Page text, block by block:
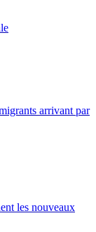
arrivant par
les nouveaux